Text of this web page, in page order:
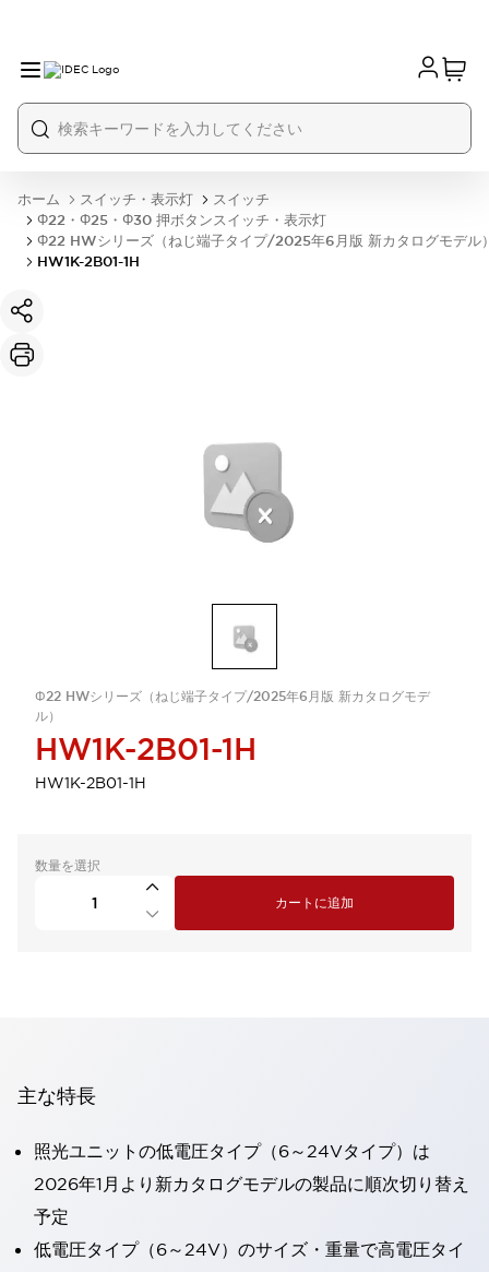
ホーム スイッチ・表示灯
スイッチ
Φ22・Φ25・Φ30 押ボタンスイッチ・表示灯
Φ22 HWシリーズ（ねじ端子タイプ/2025年6月版 新カタログモデル
HW1K-2B01-1H
Φ22 HWシリーズ（ねじ端子タイプ/2025年6月版 新カタログモデ
ル）
HW1K-2B01-1H
HW1K-2B01-1H
数量を選択
カートに追加
主な特長
照光ユニットの低電圧タイプ（6～24Vタイプ）は
2026年1月より新カタログモデルの製品に順次切り替え
予定
低電圧タイプ（6～24V）のサイズ・重量で高電圧タイ